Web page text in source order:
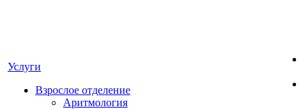
Услуги
Взрослое отделение
Аритмология